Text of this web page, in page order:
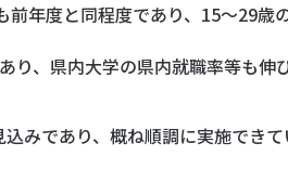
年度と同程度であり、15～29歳
り、県内大学の県内就職率等も伸
みであり、概ね順調に実施でき